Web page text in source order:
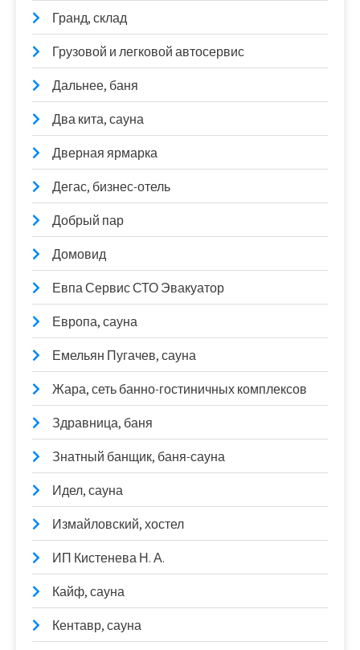
Гранд, склад
Грузовой и легковой автосервис
Дальнее, баня
Два кита, сауна
Дверная ярмарка
Дегас, бизнес-отель
Добрый пар
Домовид
Евпа Сервис СТО Эвакуатор
Европа, сауна
Емельян Пугачев, сауна
Жара, сеть банно-гостиничных комплексов
Здравница, баня
Знатный банщик, баня-сауна
Идел, сауна
Измайловский, хостел
ИП Кистенева Н. А.
Кайф, сауна
Кентавр, сауна